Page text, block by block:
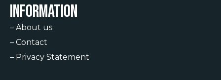
Information
– About us
– Contact
– Privacy Statement